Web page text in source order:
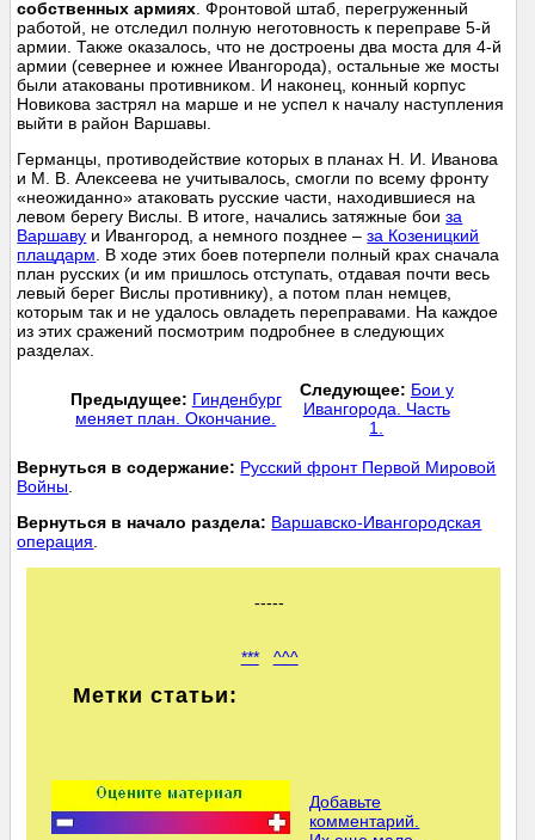
собственных армиях. Фронтовой штаб, перегруженный
работой, не отследил полную неготовность к переправе 5-й
армии. Также оказалось, что не достроены два моста для 4-й
армии (севернее и южнее Ивангорода), остальные же мосты
были атакованы противником. И наконец, конный корпус
Новикова застрял на марше и не успел к началу наступления
выйти в район Варшавы.
Германцы, противодействие которых в планах Н. И. Иванова
и М. В. Алексеева не учитывалось, смогли по всему фронту
«неожиданно» атаковать русские части, находившиеся на
левом берегу Вислы. В итоге, начались затяжные боиза
Варшаву и Ивангород, а немного позднее –за Козеницкий
плацдарм. В ходе этих боев потерпели полный крах сначала
план русских (и им пришлось отступать, отдавая почти весь
левый берег Вислы противнику), а потом план немцев,
которым так и не удалось овладеть переправами. На каждое
из этих сражений посмотрим подробнее в следующих
разделах.
Предыдущее: Гинденбург
меняет план. Окончание.
Следующее: Бои у
Ивангорода. Часть
1.
Вернуться в содержание: Русский фронт Первой Мировой
Войны.
Вернуться в начало раздела: Варшавско-Ивангородская
операция.
-----
*** ^^^
Метки статьи:
Добавьте
комментарий.